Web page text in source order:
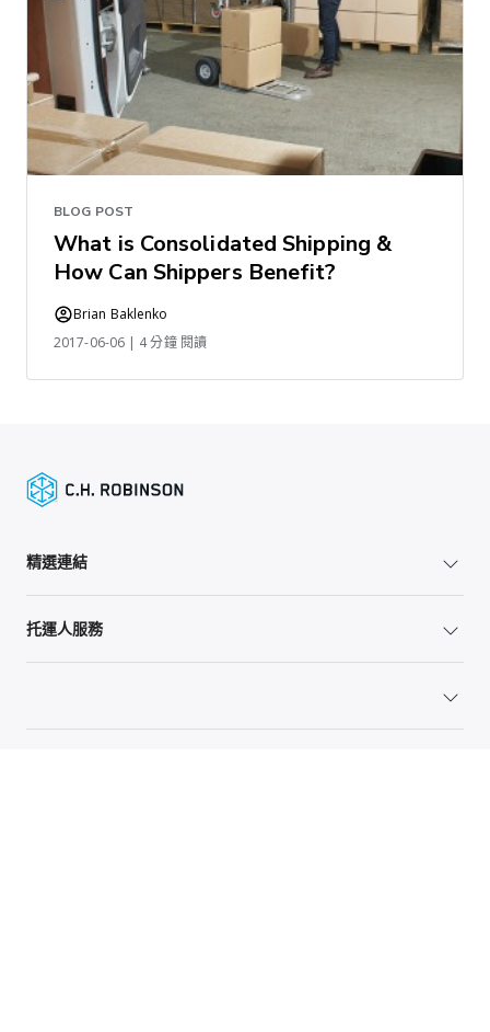
BLOG POST
What is Consolidated Shipping &
How Can Shippers Benefit?
Brian Baklenko
2017-06-06 | 4 分鐘 閱讀
精選連結
托運人服務